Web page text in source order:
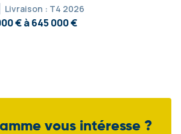
Livraison : T4 2026
€ à 645 000 €
vous intéresse ?